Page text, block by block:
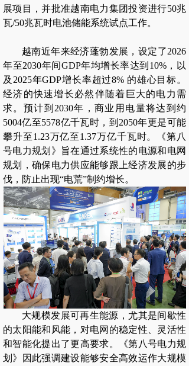
展项目，并批准越南电力集团投资进行50兆
瓦/50兆瓦时电池储能系统试点工作。
越南近年来经济蓬勃发展，设定了2026
年至2030年间GDP年均增长率达到10%，以
及2025年GDP增长率超过8% 的雄心目标。
经济的快速增长必然伴随着巨大的电力需
求。预计到2030年，商业用电量将达到约
5004亿至5578亿千瓦时，到2050年更是可能
攀升至1.23万亿至1.37万亿千瓦时。《第八
号电力规划》旨在通过系统性的电源和电网
规划，确保电力供应能够跟上经济发展的步
伐，防止出现“电荒”制约增长。
大规模发展可再生能源，尤其是间歇性
的太阳能和风能，对电网的稳定性、灵活性
和智能化提出了更高要求。《第八号电力规
划》因此强调建设能够安全高效运作大规模